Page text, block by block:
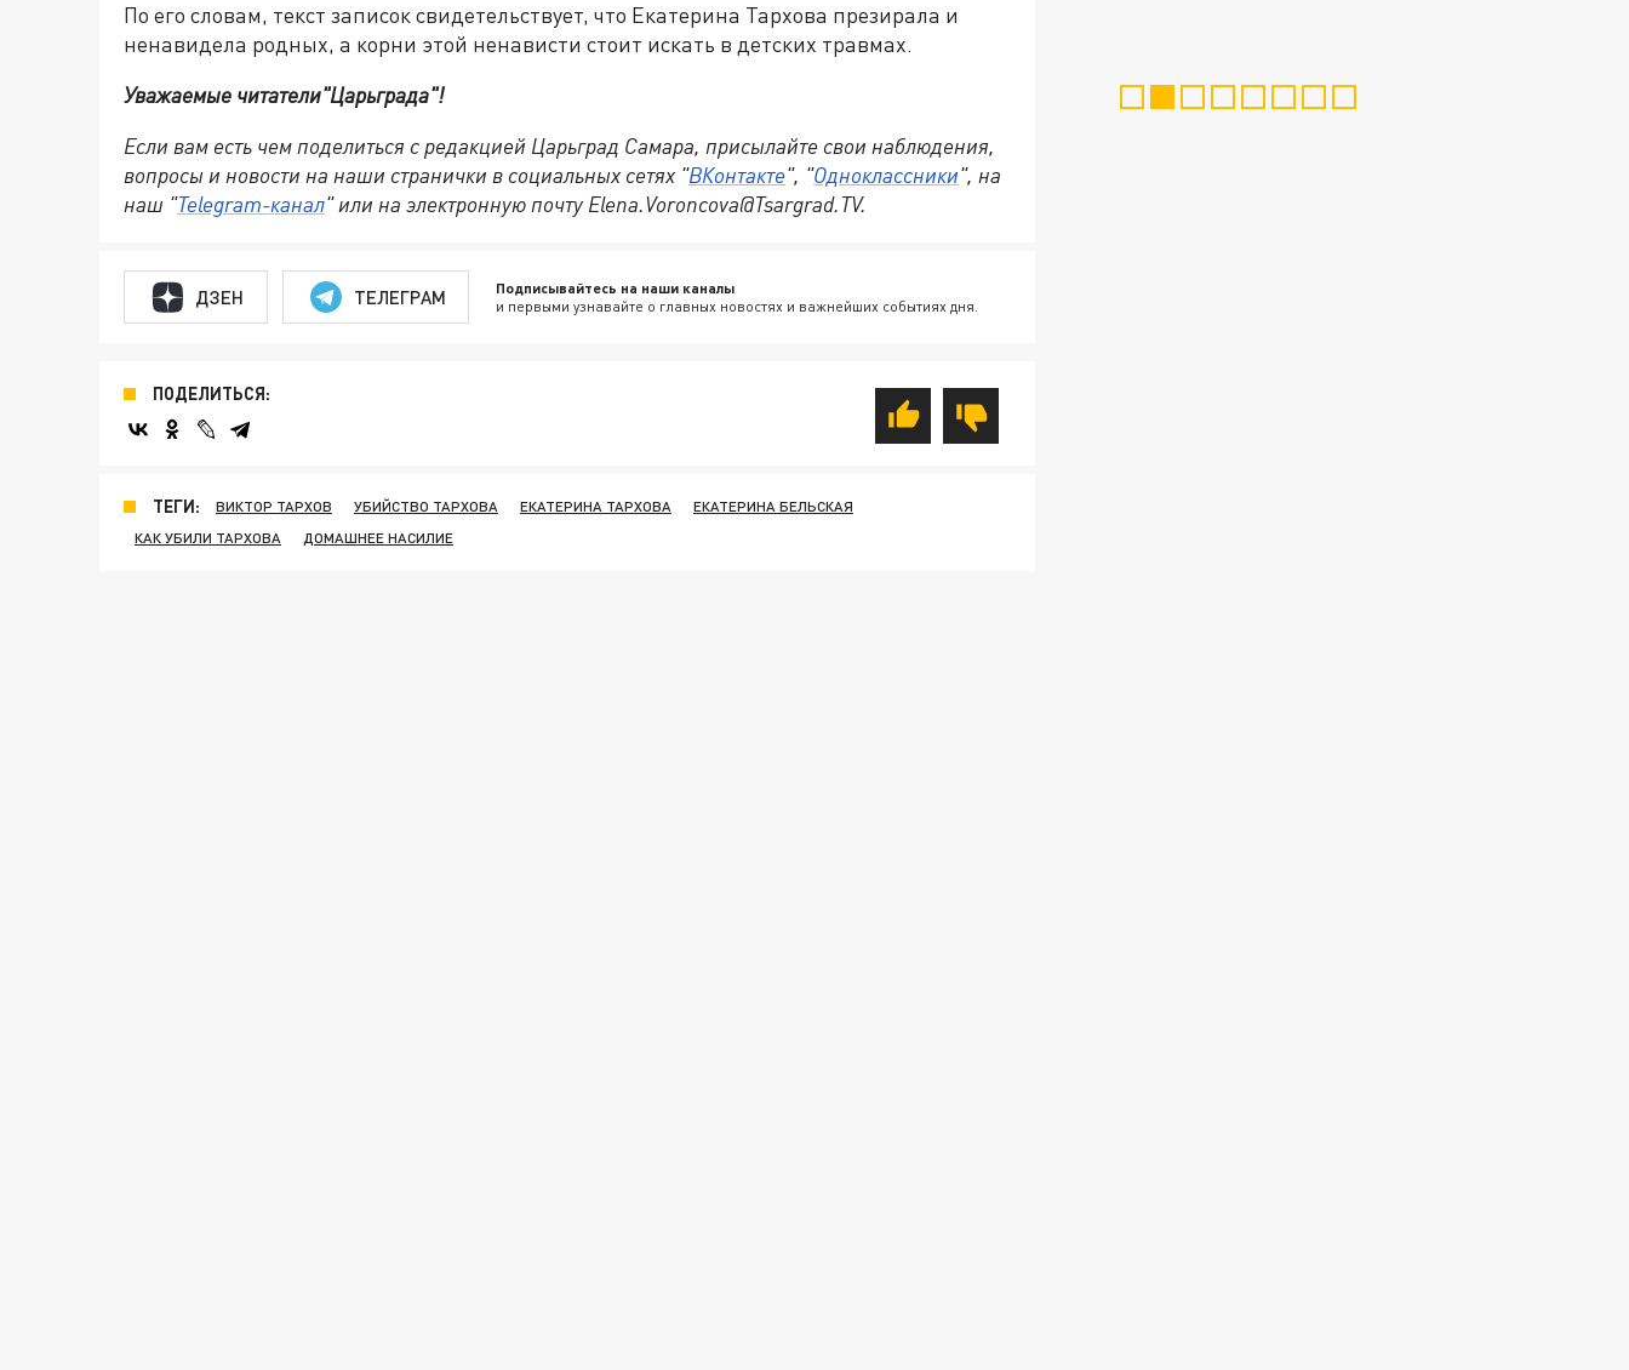
По его словам, текст записок свидетельствует, что Екатерина Тархова презирала и
ненавидела родных, а корни этой ненависти стоит искать в детских травмах.
Уважаемые читатели"Царьграда"!
Если вам есть чем поделиться с редакцией Царьград Самара, присылайте свои наблюдения,
вопросы и новости на наши странички в социальных сетях "ВКонтакте", "Одноклассники", на
наш "Telegram-канал" или на электронную почту Elena.Voroncova@Tsargrad.TV.
ДЗЕН ТЕЛЕГРАМ Подписывайтесь на наши каналы
и первыми узнавайте о главных новостях и важнейших событиях дня.
ПОДЕЛИТЬСЯ:
ТЕГИ: ВИКТОР ТАРХОВ УБИЙСТВО ТАРХОВА ЕКАТЕРИНА ТАРХОВА
ЕКАТЕРИНА БЕЛЬСКАЯ
КАК УБИЛИ ТАРХОВА
ДОМАШНЕЕ НАСИЛИЕ